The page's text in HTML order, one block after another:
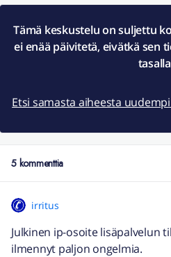
Tämä keskustelu on suljettu
ei enää päivitetä, eivätkä sen
Etsi samasta aiheesta
5 kommenttia
irritus
Julkinen ip-osoite lisäpalvelun
ilmennyt paljon ongelmia.